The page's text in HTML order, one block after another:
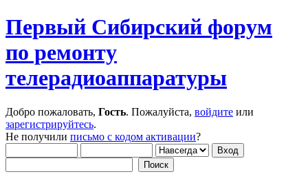
Первый Сибирский форум
по ремонту
телерадиоаппаратуры
Добро пожаловать, Гость. Пожалуйста, войдите или
зарегистрируйтесь.
Не получили письмо с кодом активации?